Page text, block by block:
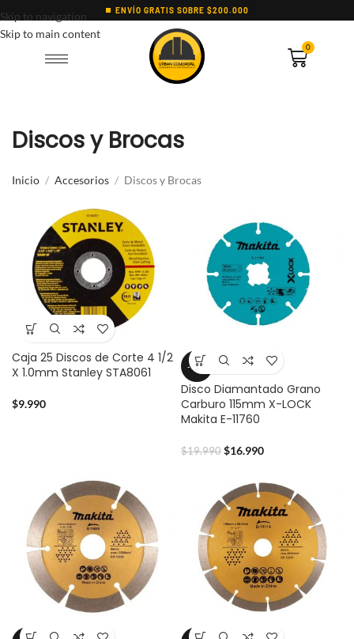
Skip to navigation
Skip to main content
ENVÍO GRATIS SOBRE $200.000
0
Discos y Brocas
Inicio Accesorios Discos y Brocas
Caja 25 Discos de Corte 4 1/2
X 1.0mm Stanley STA8061
$9.990
-15%
Disco Diamantado Grano
Carburo 115mm X-LOCK
Makita E-11760
$19.990 $16.990